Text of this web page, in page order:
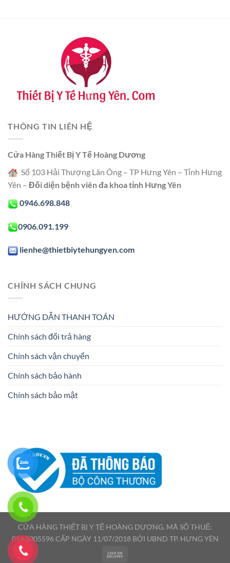
THÔNG TIN LIÊN HỆ
Cửa Hàng Thiết Bị Y Tế Hoàng Dương
Số 103 Hải Thượng Lãn Ông – TP Hưng Yên – Tỉnh Hưng
Yên – Đối diện bệnh viên đa khoa tỉnh Hưng Yên
0946.698.848
0906.091.199
lienhe@thietbiytehungyen.com
CHÍNH SÁCH CHUNG
HƯỚNG DẪN THANH TOÁN
Chính sách đổi trả hàng
Chính sách vận chuyển
Chính sách bảo hành
Chính sách bảo mật
CỬA HÀNG THIẾT BỊ Y TẾ HOÀNG DƯƠNG. MÃ SỐ THUẾ:
05A8005596 CẤP NGÀY 11/07/2018 BỞI UBND TP. HƯNG YÊN